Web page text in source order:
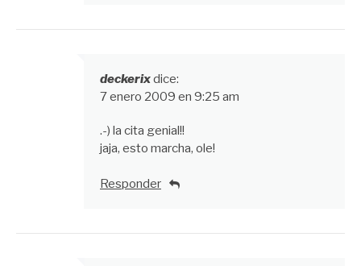
deckerixdice:
7 enero 2009 en 9:25 am
.-) la cita genial!!
jaja, esto marcha, ole!
Responder